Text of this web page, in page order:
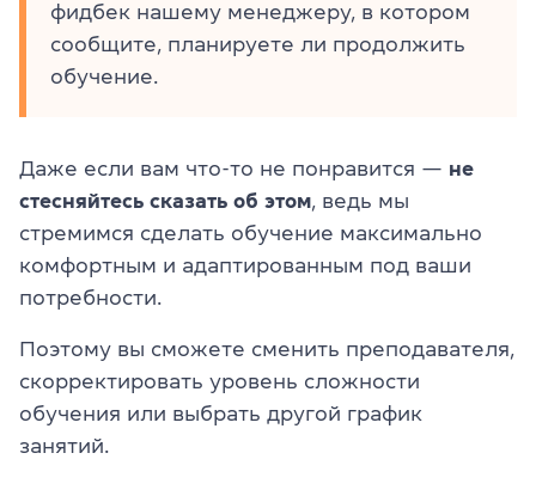
фидбек нашему менеджеру, в котором
сообщите, планируете ли продолжить
обучение.
Даже если вам что-то не понравится — не
стесняйтесь сказать об этом, ведь мы
стремимся сделать обучение максимально
комфортным и адаптированным под ваши
потребности.
Поэтому вы сможете сменить преподавателя,
скорректировать уровень сложности
обучения или выбрать другой график
занятий.